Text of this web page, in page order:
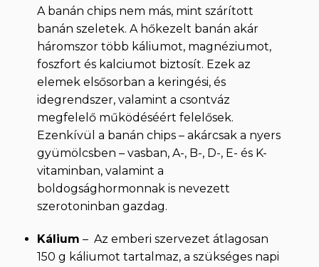
A banán chips nem más, mint szárított
banán szeletek. A hőkezelt banán akár
háromszor több káliumot, magnéziumot,
foszfort és kalciumot biztosít. Ezek az
elemek elsősorban a keringési, és
idegrendszer, valamint a csontváz
megfelelő működéséért felelősek.
Ezenkívül a banán chips – akárcsak a nyers
gyümölcsben – vasban, A-, B-, D-, E- és K-
vitaminban, valamint a
boldogsághormonnak is nevezett
szerotoninban gazdag.
Kálium – Az emberi szervezet átlagosan
150 g káliumot tartalmaz, a szükséges napi